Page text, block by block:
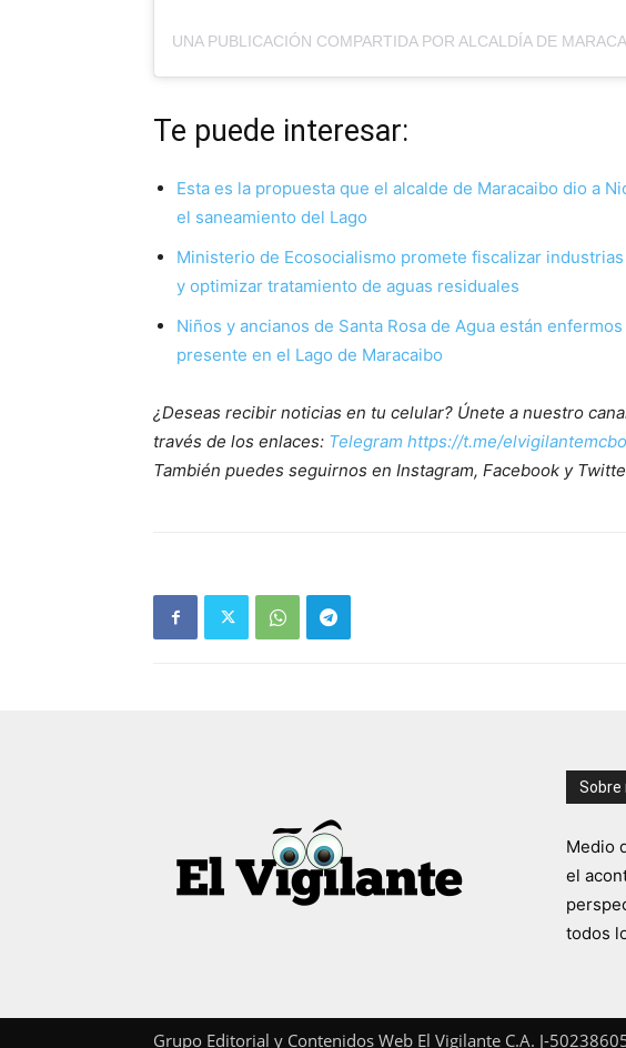
Te puede interesar:
Esta es la propuesta que el alcalde de Maracaibo dio a
el saneamiento del Lago
Ministerio de Ecosocialismo promete fiscalizar
y optimizar tratamiento de aguas residuales
Niños y ancianos de Santa Rosa de Agua están
presente en el Lago de Maracaibo
¿Deseas recibir noticias en tu celular? Únete a nuestro
través de los enlaces: Telegram https://t.me/elvigilantemcbo
También puedes seguirnos en Instagram, Facebook y
Medio
el
todos
Grupo Editorial y Contenidos Web El Vigilante C.A. J-